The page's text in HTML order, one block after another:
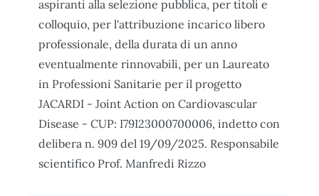
aspiranti alla selezione pubblica, per titoli e
colloquio, per l'attribuzione incarico libero
professionale, della durata di un anno
eventualmente rinnovabili, per un Laureato
in Professioni Sanitarie per il progetto
JACARDI - Joint Action on Cardiovascular
Disease - CUP: I79I23000700006, indetto con
delibera n. 909 del 19/09/2025. Responsabile
scientifico Prof. Manfredi Rizzo